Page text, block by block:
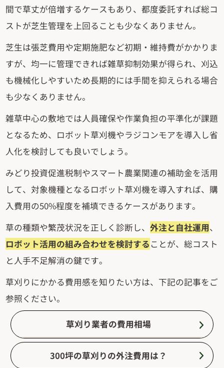
間で草丈が倍増するケースもあり、都度委託すれば総コ
ストが芝生管理を上回ることも少なくありません。
芝生は張芝費用や定期施肥など初期・維持費がかかりま
すが、均一に管理できれば雑草抑制効果が得られ、刈込
も機械化しやすいため長期的には手間を抑えられる場合
も少なくありません。
雑草中心の敷地では人員確保や作業負担の平準化が課題
となるため、ロボット草刈機やラジコンモアを導入し省
人化を検討しても良いでしょう。
みどり投資促進税制やスマート農業関連の補助金を活用
して、対象機種となるロボット草刈機を導入すれば、購
入費用の50%程度を補填できるケースがあります。
草の種類や繁茂状況を正しく診断し、 外注と自社運用、
ロボット活用の組み合わせを検討する ことが、総コスト
と人手不足解消の鍵です。
草刈りにかかる費用感を知りたい方は、下記の記事をご
参照ください。
草刈り業者の費用相場
300坪の草刈りの外注費用は？